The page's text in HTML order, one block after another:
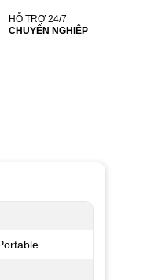
HỖ TRỢ 24/7
CHUYÊN NGHIỆP